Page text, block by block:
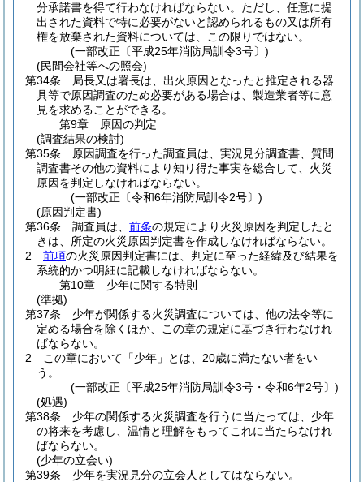
分承諾書を得て行わなければならない。 ただし、任意に提
出された資料で特に必要がないと認められるもの又は所有
権を放棄された資料については、この限りではない。
(一部改正〔平成25年消防局訓令3号〕)
(民間会社等への照会)
第34条
局長又は署長は、出火原因となったと推定される器
具等で原因調査のため必要がある場合は、製造業者等に意
見を求めることができる。
第9章
原因の判定
(調査結果の検討)
第35条
原因調査を行った調査員は、実況見分調査書、質問
調査書その他の資料により知り得た事実を総合して、火災
原因を判定しなければならない。
(一部改正〔令和6年消防局訓令2号〕)
(原因判定書)
第36条
調査員は、 前条の規定により火災原因を判定したと
きは、所定の火災原因判定書を作成しなければならない。
2
前項の火災原因判定書には、判定に至った経緯及び結果を
系統的かつ明細に記載しなければならない。
第10章
少年に関する特則
(準拠)
第37条
少年が関係する火災調査については、他の法令等に
定める場合を除くほか、この章の規定に基づき行わなけれ
ばならない。
2
この章において「少年」とは、20歳に満たない者をい
う。
(一部改正〔平成25年消防局訓令3号・令和6年2号〕)
(処遇)
第38条
少年の関係する火災調査を行うに当たっては、少年
の将来を考慮し、温情と理解をもってこれに当たらなけれ
ばならない。
(少年の立会い)
第39条
少年を実況見分の立会人としてはならない。